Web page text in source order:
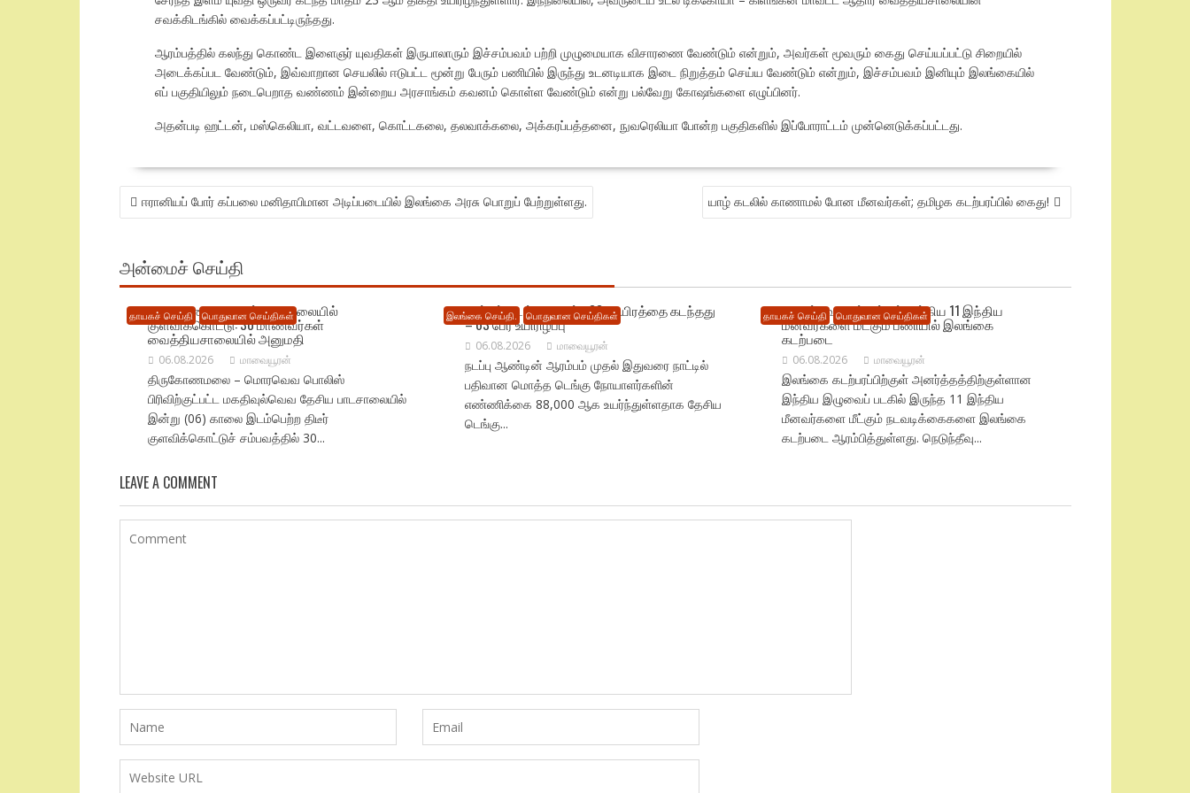
சவக்கிடங்கில் வைக்கப்பட்டிருந்தது.
ஆரம்பத்தில் கலந்து கொண்ட இளைஞர் யுவதிகள் இருபாலாரும் இச்சம்பவம் பற்றி முழுமையாக விசாரணை வேண்டும் என்றும், அவர்கள் மூவரும் கைது செய்யப்பட்டு சிறையில்
அடைக்கப்பட வேண்டும், இவ்வாறான செயலில் ஈடுபட்ட மூன்று பேரும் பணியில் இருந்து உடனடியாக இடை நிறுத்தம் செய்ய வேண்டும் என்றும், இச்சம்பவம் இனியும் இலங்கையில்
எப் பகுதியிலும் நடைபெறாத வண்ணம் இன்றைய அரசாங்கம் கவனம் கொள்ள வேண்டும் என்று பல்வேறு கோஷங்களை எழுப்பினர்.
அதன்படி ஹட்டன், மஸ்கெலியா, வட்டவளை, கொட்டகலை, தலவாக்கலை, அக்கரப்பத்தனை, நுவரெலியா போன்ற பகுதிகளில் இப்போராட்டம் முன்னெடுக்கப்பட்டது.
POST
NAVIGATION
ஈரானியப் போர் கப்பலை மனிதாபிமான அடிப்படையில் இலங்கை அரசு பொறுப் பேற்றுள்ளது. யாழ் கடலில் காணாமல் போன மீனவர்கள்; தமிழக கடற்பரப்பில் கைது!
அன்மைச் செய்தி
தாயகச் செய்தி பொதுவான செய்திகள்
திருகோணமலையில் பாடசாலையில்
குளவிக்கொட்டு: 30 மாணவர்கள்
வைத்தியசாலையில் அனுமதி
06.08.2026 மாவையூரன்
திருகோணமலை – மொரவெவ பொலிஸ்
பிரிவிற்குட்பட்ட மகதிவுல்வெவ தேசிய பாடசாலையில்
இன்று (06) காலை இடம்பெற்ற திடீர்
குளவிக்கொட்டுச் சம்பவத்தில் 30...
இலங்கை செய்தி. பொதுவான செய்திகள்
நாட்டில் டெங்கு பாதிப்பு 88 ஆயிரத்தை கடந்தது
– 63 பேர் உயிரிழப்பு
06.08.2026 மாவையூரன்
நடப்பு ஆண்டின் ஆரம்பம் முதல் இதுவரை நாட்டில்
பதிவான மொத்த டெங்கு நோயாளர்களின்
எண்ணிக்கை 88,000 ஆக உயர்ந்துள்ளதாக தேசிய
டெங்கு...
தாயகச் செய்தி பொதுவான செய்திகள்
நெடுந்தீவு கடற்பரப்பில் சிக்கிய 11 இந்திய
மீனவர்களை மீட்கும் பணியில் இலங்கை
கடற்படை
06.08.2026 மாவையூரன்
இலங்கை கடற்பரப்பிற்குள் அனர்த்தத்திற்குள்ளான
இந்திய இழுவைப் படகில் இருந்த 11 இந்திய
மீனவர்களை மீட்கும் நடவடிக்கைகளை இலங்கை
கடற்படை ஆரம்பித்துள்ளது. நெடுந்தீவு...
LEAVE A COMMENT